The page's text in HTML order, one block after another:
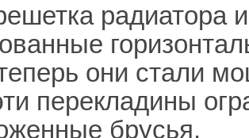
радиатора
они стали
перекладины
брусья.